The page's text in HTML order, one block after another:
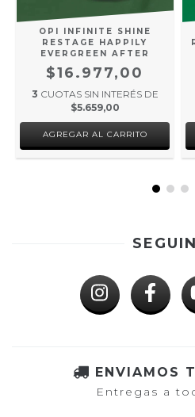
OPI INFINITE SHINE
RESTAGE HAPPILY
EVERGREEN AFTER
$16.977,00
3 CUOTAS SIN INTERÉS DE
$5.659,00
ENVIAMOS
Entregas a